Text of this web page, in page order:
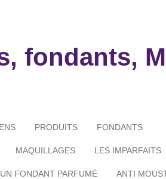
fondants,
PRODUITS FONDANTS
MAQUILLAGES LES IMPARFAITS
FONDANT PARFUMÉ ANTI